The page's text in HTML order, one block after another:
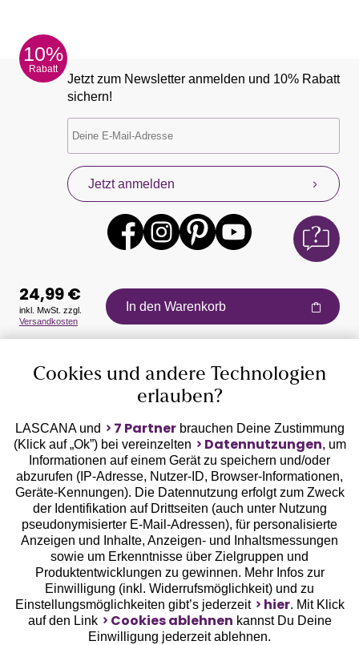
10%
Rabatt
Jetzt zum Newsletter anmelden und 10% Rabatt
sichern!
Jetzt anmelden
Auszeichnungen
Geprüfte Sicherheit
Unsere Apps
24,99 €
inkl. MwSt. zzgl.
Versandkosten
In den Warenkorb
Cookies und andere Technologien
erlauben?
LASCANA und 7 Partnerbrauchen Deine Zustimmung
(Klick auf „Ok”) bei vereinzelten
Datennutzungen, um
Informationen auf einem Gerät zu speichern und/oder
abzurufen (IP-Adresse, Nutzer-ID, Browser-Informationen,
Geräte-Kennungen). Die Datennutzung erfolgt zum Zweck
der Identifikation auf Drittseiten (auch unter Nutzung
pseudonymisierter E-Mail-Adressen), für personalisierte
Anzeigen und Inhalte, Anzeigen- und Inhaltsmessungen
sowie um Erkenntnisse über Zielgruppen und
Produktentwicklungen zu gewinnen. Mehr Infos zur
Einwilligung (inkl. Widerrufsmöglichkeit) und zu
Einstellungsmöglichkeiten gibt’s jederzeit
hier. Mit Klick
auf den Link
Cookies ablehnen kannst Du Deine
Einwilligung jederzeit ablehnen.